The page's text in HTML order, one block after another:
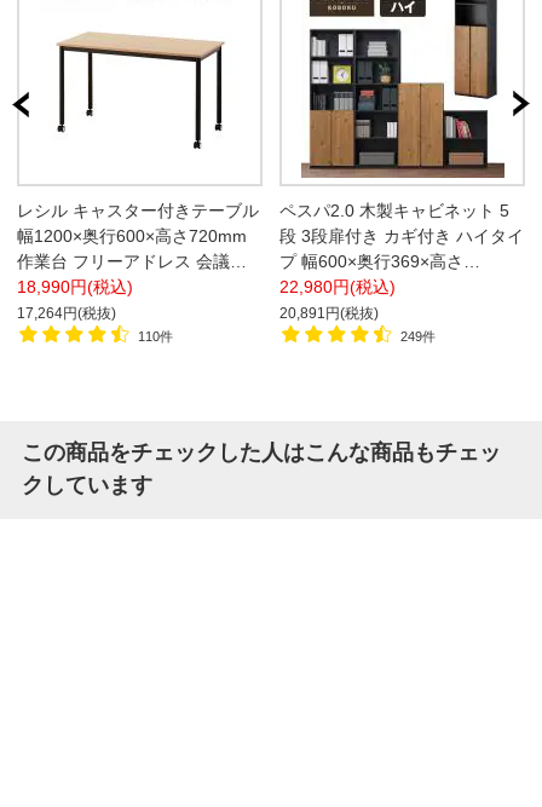
レシル キャスター付きテーブル
幅1200×奥行600×高さ720mm
作業台 フリーアドレス 会議用
テーブル ワークデスク ラウン
ジ【ホワイト:販売終了】
18,990円(税込)
17,264円(税抜)
110件
ペスパ2.0 木製キャビネット 5
段 3段扉付き カギ付き ハイタイ
プ 幅600×奥行369×高さ
1874mm 【古木調扉】
22,980円(税込)
20,891円(税抜)
249件
この商品をチェックした人はこんな商品もチェッ
クしています